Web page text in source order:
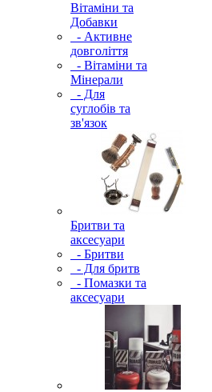
Вітаміни та
Добавки
- Активне
довголіття
- Вітаміни та
Мінерали
- Для
суглобів та
зв'язок
Бритви та
аксесуари
- Бритви
- Для бритв
- Помазки та
аксесуари